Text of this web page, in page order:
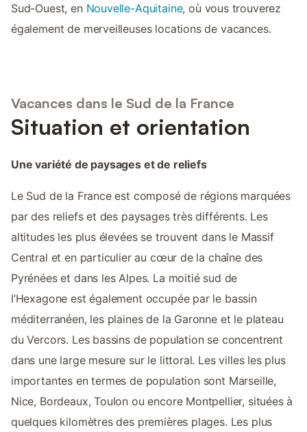
Sud-Ouest, en Nouvelle-Aquitaine, où vous trouverez
également de merveilleuses locations de vacances.
Vacances dans le Sud de la France
Situation et orientation
Une variété de paysages et de reliefs
Le Sud de la France est composé de régions marquées
par des reliefs et des paysages très différents. Les
altitudes les plus élevées se trouvent dans le Massif
Central et en particulier au cœur de la chaîne des
Pyrénées et dans les Alpes. La moitié sud de
l’Hexagone est également occupée par le bassin
méditerranéen, les plaines de la Garonne et le plateau
du Vercors. Les bassins de population se concentrent
dans une large mesure sur le littoral. Les villes les plus
importantes en termes de population sont Marseille,
Nice, Bordeaux, Toulon ou encore Montpellier, situées à
quelques kilomètres des premières plages. Les plus